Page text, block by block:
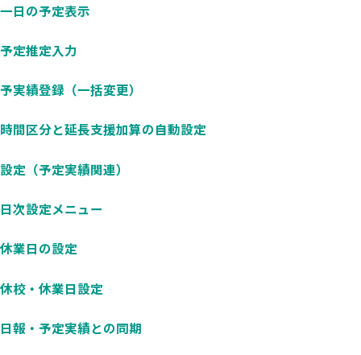
一日の予定表示
予定推定入力
予実績登録（一括変更）
時間区分と延長支援加算の自動設定
設定（予定実績関連）
日次設定メニュー
休業日の設定
休校・休業日設定
日報・予定実績との同期